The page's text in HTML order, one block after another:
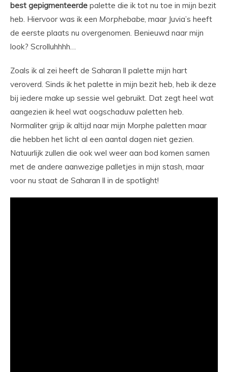
best gepigmenteerde palette die ik tot nu toe in mijn bezit
heb. Hiervoor was ik een Morphebabe, maar Juvia’s heeft
de eerste plaats nu overgenomen. Benieuwd naar mijn
look? Scrolluhhhh…
Zoals ik al zei heeft de Saharan ll palette mijn hart
veroverd. Sinds ik het palette in mijn bezit heb, heb ik deze
bij iedere make up sessie wel gebruikt. Dat zegt heel wat
aangezien ik heel wat oogschaduw paletten heb.
Normaliter grijp ik altijd naar mijn Morphe paletten maar
die hebben het licht al een aantal dagen niet gezien.
Natuurlijk zullen die ook wel weer aan bod komen samen
met de andere aanwezige palletjes in mijn stash, maar
voor nu staat de Saharan ll in de spotlight!